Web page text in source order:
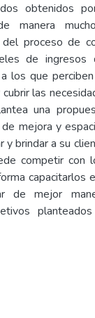
obtenidos
manera
proceso de
de ingresos
los que
las
una
mejora y
y brindar a su
competir con
capacitarlos
de mejor